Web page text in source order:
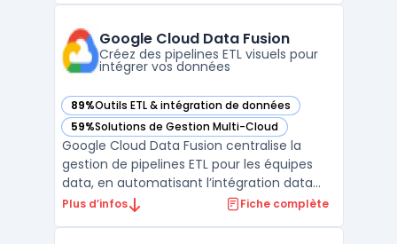
conformité stricte aux règles du secteur.
Les concessi ...
Google Cloud Data Fusion
Créez des pipelines ETL visuels pour
intégrer vos données
89%Outils ETL & intégration de données
— voir Google Cloud Data Fusion dans cette catégorie
59%Solutions de Gestion Multi-Cloud
— voir Google Cloud Data Fusion dans cette catégorie
Google Cloud Data Fusion centralise la
gestion de pipelines ETL pour les équipes
data, en automatisant l’intégration data
dans un contexte cloud natif. Les
Plus d’infos Fiche complète